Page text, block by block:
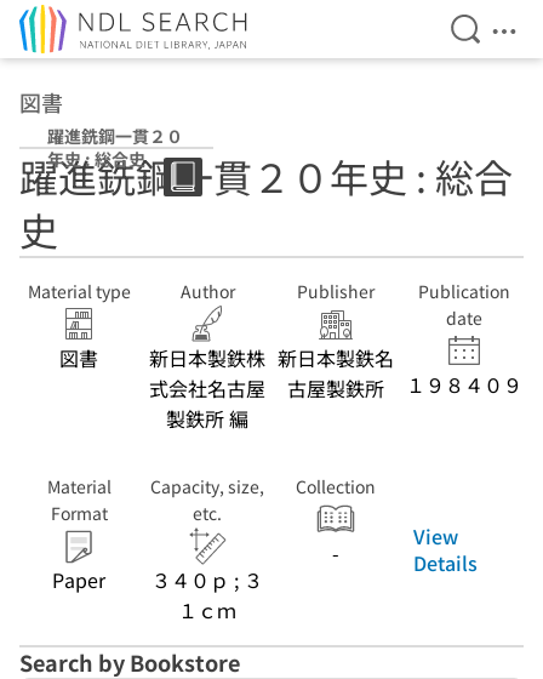
Open
図書
躍進銑鋼一貫２０
年史 : 総合史
躍進銑鋼一貫２０年史 : 総合
史
Material type
図書
Author
新日本製鉄株
式会社名古屋
製鉄所 編
Publisher
新日本製鉄名
古屋製鉄所
Publication
date
１９８４０９
Material
Format
Paper
Capacity, size,
etc.
３４０ｐ ; ３
１ｃｍ
Collection
-
View
Details
Search by Bookstore